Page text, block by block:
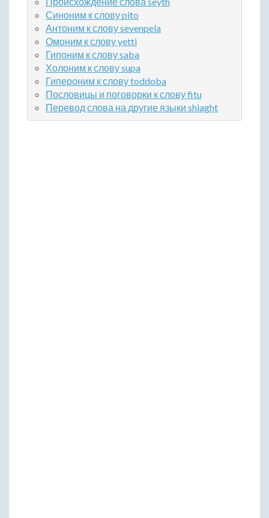
Синоним к слову pito
Антоним к слову sevenpela
Омоним к слову yetti
Гипоним к слову saba
Холоним к слову supa
Гипероним к слову toddoba
Пословицы и поговорки к слову fitu
Перевод слова на другие языки shiaght